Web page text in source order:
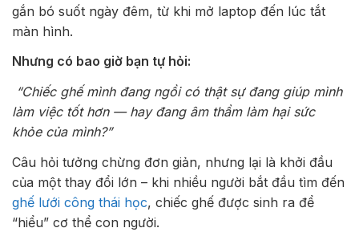
gắn bó suốt ngày đêm, từ khi mở laptop đến lúc tắt
màn hình.
Nhưng có bao giờ bạn tự hỏi:
“Chiếc ghế mình đang ngồi có thật sự đang giúp mình
làm việc tốt hơn — hay đang âm thầm làm hại sức
khỏe của mình?”
Câu hỏi tưởng chừng đơn giản, nhưng lại là khởi đầu
của một thay đổi lớn – khi nhiều người bắt đầu tìm đến
ghế lưới công thái học, chiếc ghế được sinh ra để
“hiểu” cơ thể con người.